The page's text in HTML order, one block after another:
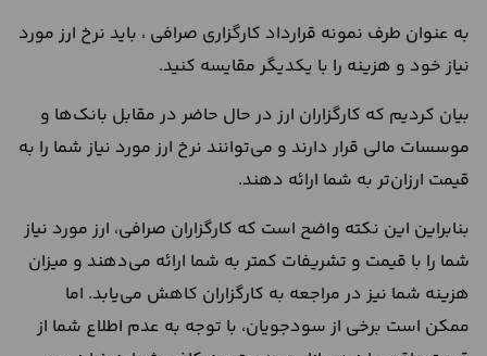
به عنوان طرف نمونه قرارداد کارگزاری صرافی ، باید نرخ ارز مورد
نیاز خود و هزینه را با یکدیگر مقایسه کنید.
بیان کردیم که کارگزاران ارز در حال حاضر در مقابل بانک‌ها و
موسسات مالی قرار دارند و می‌توانند نرخ ارز مورد نیاز شما را به
قیمت ارزان‌تر به شما ارائه دهند.
بنابراین این نکته واضح است که کارگزاران صرافی، ارز مورد نیاز
شما را با قیمت و تشریفات کمتر به شما ارائه می‌دهند و میزان
هزینه شما نیز در مراجعه به کارگزاران کاهش می‌یابد. اما
ممکن است برخی از سودجویان، با توجه به عدم اطلاع شما از